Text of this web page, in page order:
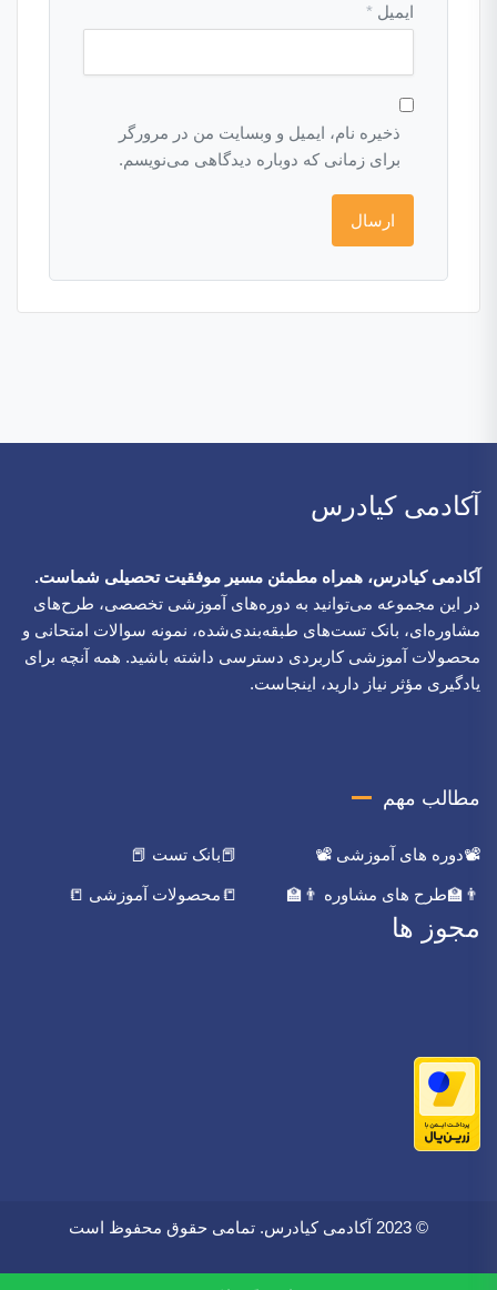
ایمیل *
ذخیره نام، ایمیل و وبسایت من در مرورگر
برای زمانی که دوباره دیدگاهی می‌نویسم.
آکادمی کیادرس
آکادمی کیادرس، همراه مطمئن مسیر موفقیت تحصیلی شماست.
در این مجموعه می‌توانید به دوره‌های آموزشی تخصصی، طرح‌های
مشاوره‌ای، بانک تست‌های طبقه‌بندی‌شده، نمونه سوالات امتحانی و
محصولات آموزشی کاربردی دسترسی داشته باشید. همه آنچه برای
یادگیری مؤثر نیاز دارید، اینجاست.
مطالب مهم
📽️دوره های آموزشی 📽️ 📕بانک تست 📕
👨‍🏫طرح های مشاوره 👨‍🏫 📒محصولات آموزشی 📒
مجوز ها
© 2023 آکادمی کیادرس. تمامی حقوق محفوظ است